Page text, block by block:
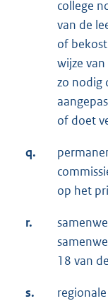
college
van de
of
wijze
zo nodig
of doet
q.
op het
r.
18 van
s.